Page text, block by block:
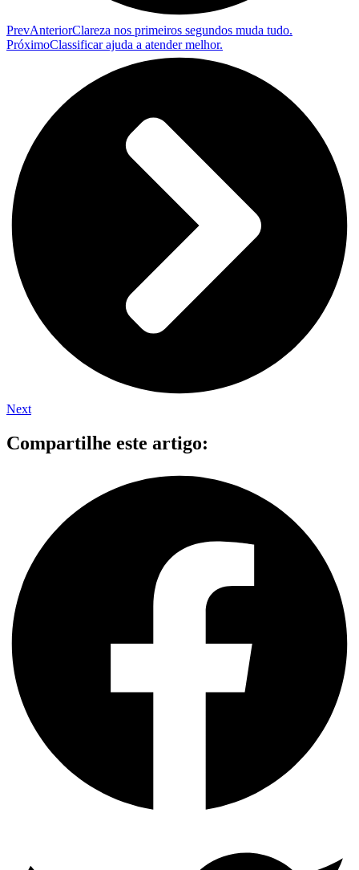
PrevAnteriorClareza nos primeiros segundos muda tudo.
PróximoClassificar ajuda a atender melhor.
Next
Compartilhe este artigo: